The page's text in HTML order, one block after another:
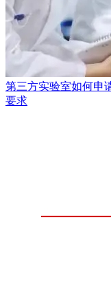
第三方实验室如何申
要求